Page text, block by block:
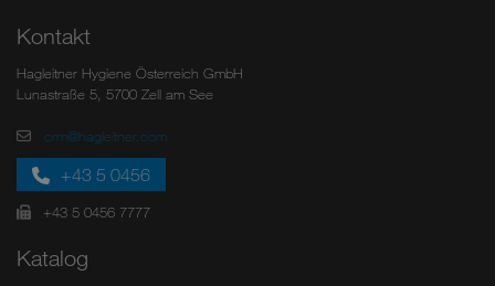
Kontakt
Hagleitner Hygiene Österreich GmbH
Lunastraße 5, 5700 Zell am See
crm@hagleitner.com
+43 5 0456
+43 5 0456 7777
Katalog